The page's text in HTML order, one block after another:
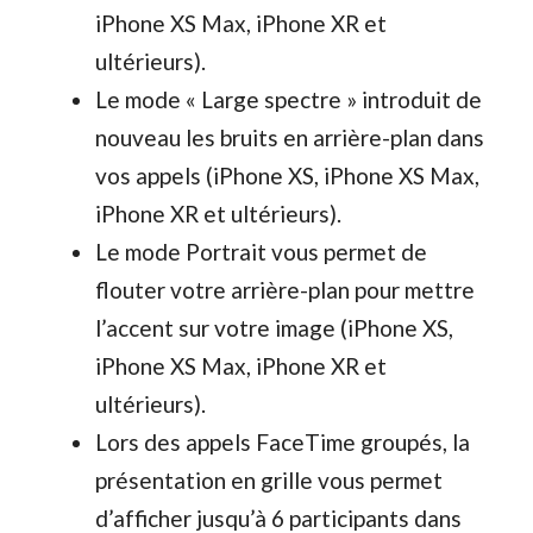
iPhone XS Max, iPhone XR et
ultérieurs).
Le mode « Large spectre » introduit de
nouveau les bruits en arrière-plan dans
vos appels (iPhone XS, iPhone XS Max,
iPhone XR et ultérieurs).
Le mode Portrait vous permet de
flouter votre arrière-plan pour mettre
l’accent sur votre image (iPhone XS,
iPhone XS Max, iPhone XR et
ultérieurs).
Lors des appels FaceTime groupés, la
présentation en grille vous permet
d’afficher jusqu’à 6 participants dans